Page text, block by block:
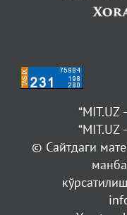
© Сайтдаги